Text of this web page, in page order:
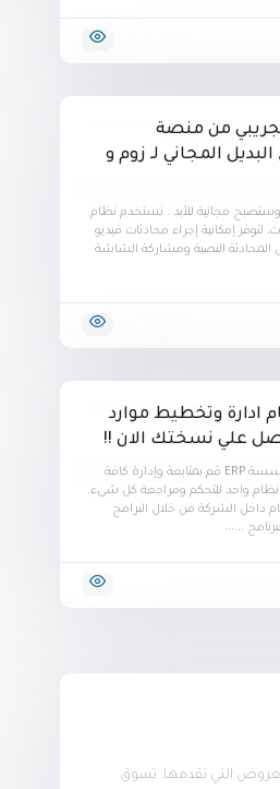
من منصة
المجاني لـ زوم و
وستصبح مجانية للأبد . نستخدم نظام
لتوفر إمكانية إجراء محادثات فيديو
المحادثة النصية ومشاركة الشاشة
ادارة وتخطيط موارد
نظام تخطيط موارد المؤسسة ERP قم بمتابعة وإدارة كافة
واحد للتحكم ومراجعة كل شىء.
داخل الشركة من خلال البرامج
التي نقدمها. تسوق